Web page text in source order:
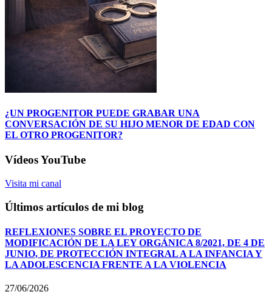
¿UN PROGENITOR PUEDE GRABAR UNA
CONVERSACIÓN DE SU HIJO MENOR DE EDAD CON
EL OTRO PROGENITOR?
Vídeos YouTube
Visita mi canal
Últimos artículos de mi blog
REFLEXIONES SOBRE EL PROYECTO DE
MODIFICACIÓN DE LA LEY ORGÁNICA 8/2021, DE 4 DE
JUNIO, DE PROTECCIÓN INTEGRAL A LA INFANCIA Y
LA ADOLESCENCIA FRENTE A LA VIOLENCIA
27/06/2026